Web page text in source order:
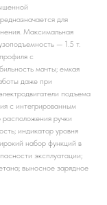
для
Максимальная
— 1.5 т.
с
мачты; емкая
даже при
подъема
с интегрированным
ручки
индикатор уровня
набор функций в
эксплуатации;
выносное зарядное